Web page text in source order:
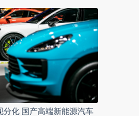
分化 国产高端新能源汽车